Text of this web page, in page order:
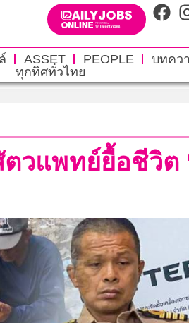
ASSET PEOPLE บทคว
ทุกทิศทั่วไทย
แพทย์ยื้อชีวิต